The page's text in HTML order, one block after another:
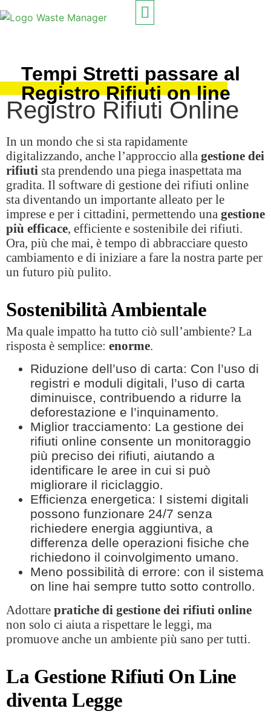
Tempi Stretti passare al
Registro Rifiuti on line
Registro Rifiuti Online
In un mondo che si sta rapidamente
digitalizzando, anche l’approccio alla gestione dei
rifiuti sta prendendo una piega inaspettata ma
gradita. Il software di gestione dei rifiuti online
sta diventando un importante alleato per le
imprese e per i cittadini, permettendo una gestione
più efficace, efficiente e sostenibile dei rifiuti.
Ora, più che mai, è tempo di abbracciare questo
cambiamento e di iniziare a fare la nostra parte per
un futuro più pulito.
Sostenibilità Ambientale
Ma quale impatto ha tutto ciò sull’ambiente? La
risposta è semplice: enorme.
Riduzione dell’uso di carta: Con l’uso di
registri e moduli digitali, l’uso di carta
diminuisce, contribuendo a ridurre la
deforestazione e l’inquinamento.
Miglior tracciamento: La gestione dei
rifiuti online consente un monitoraggio
più preciso dei rifiuti, aiutando a
identificare le aree in cui si può
migliorare il riciclaggio.
Efficienza energetica: I sistemi digitali
possono funzionare 24/7 senza
richiedere energia aggiuntiva, a
differenza delle operazioni fisiche che
richiedono il coinvolgimento umano.
Meno possibilità di errore: con il sistema
on line hai sempre tutto sotto controllo.
Adottare pratiche di gestione dei rifiuti online
non solo ci aiuta a rispettare le leggi, ma
promuove anche un ambiente più sano per tutti.
La Gestione Rifiuti On Line
diventa Legge